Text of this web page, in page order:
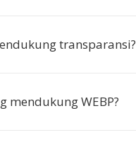
transparansi?
mendukung WEBP?